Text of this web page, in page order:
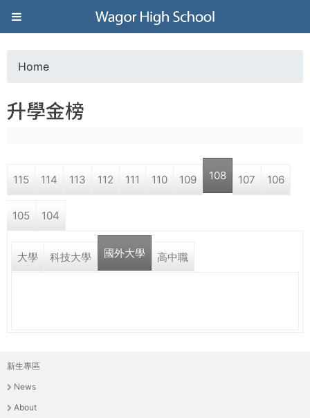
Jump to navigation
葳
格
高
學
培
養
具
o
a
r
e
r
e
Home
升學金榜
115 114 113 112 111 110 109 108 107 106
105 104
大學 科技大學 國外大學 高中職
主
選
新生專區
News
About